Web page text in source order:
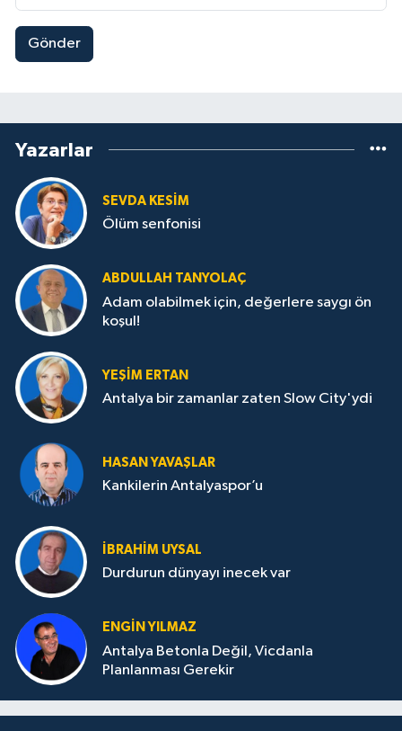
Gönder
Yazarlar
SEVDA KESİM
Ölüm senfonisi
ABDULLAH TANYOLAÇ
Adam olabilmek için, değerlere saygı ön
koşul!
YEŞIM ERTAN
Antalya bir zamanlar zaten Slow City'ydi
HASAN YAVAŞLAR
Kankilerin Antalyaspor’u
İBRAHIM UYSAL
Durdurun dünyayı inecek var
ENGIN YILMAZ
Antalya Betonla Değil, Vicdanla
Planlanması Gerekir